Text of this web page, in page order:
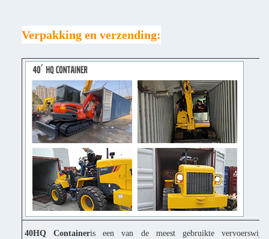
Verpakking en verzending:
40HQ Containeris een van de meest gebruikte